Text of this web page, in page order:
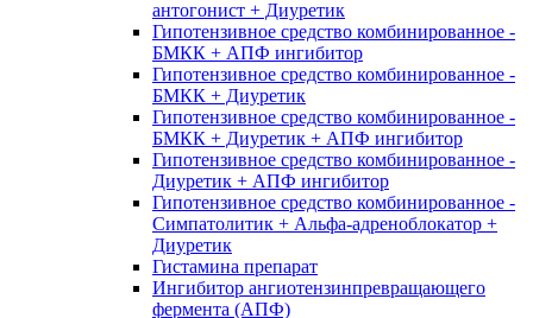
антогонист + Диуретик
Гипотензивное средство комбинированное -
БМКК + АПФ ингибитор
Гипотензивное средство комбинированное -
БМКК + Диуретик
Гипотензивное средство комбинированное -
БМКК + Диуретик + АПФ ингибитор
Гипотензивное средство комбинированное -
Диуретик + АПФ ингибитор
Гипотензивное средство комбинированное -
Симпатолитик + Альфа-адреноблокатор +
Диуретик
Гистамина препарат
Ингибитор ангиотензинпревращающего
фермента (АПФ)